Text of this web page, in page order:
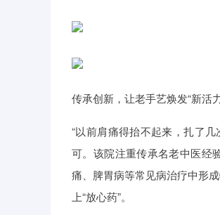
传承创新，让老手艺焕发“新活
“以前肩痛得抬不起来，扎了
可。该院注重传承名老中医经
痛、脾胃病等常见病治疗中形
上“放心药”。